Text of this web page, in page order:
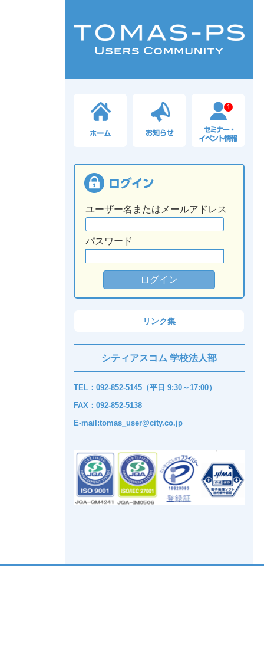
1
ユーザー名またはメールアドレス
パスワード
リンク集
シティアスコム 学校法人部
TEL：092-852-5145（平日 9:30～17:00）
FAX：092-852-5138
E-mail:tomas_user@city.co.jp